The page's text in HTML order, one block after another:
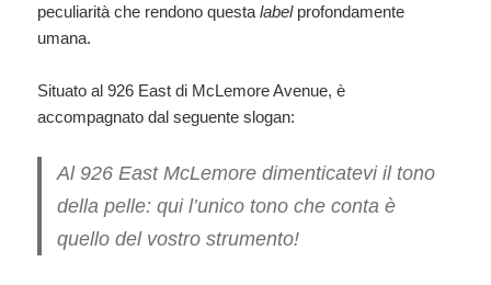
peculiarità che rendono questalabelprofondamente
umana.
Situato al 926 East di McLemore Avenue, è
accompagnato dal seguente slogan:
Al 926 East McLemore dimenticatevi il tono
della pelle: qui l’unico tono che conta è
quello del vostro strumento!